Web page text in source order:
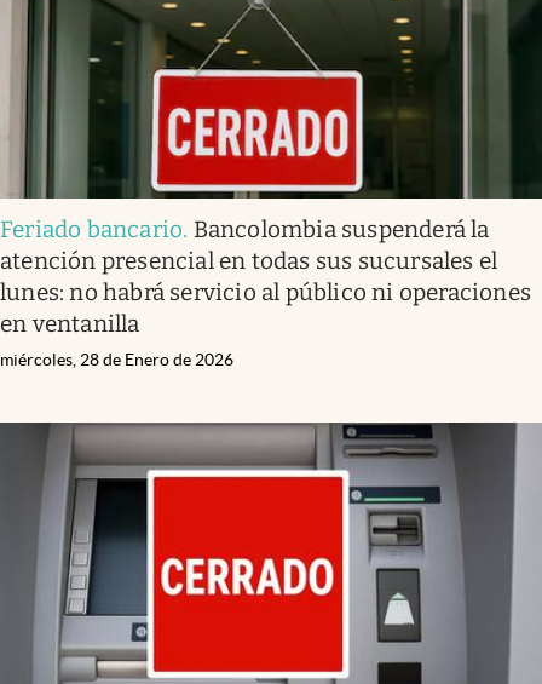
Feriado bancario. Bancolombia suspenderá la
atención presencial en todas sus sucursales el
lunes: no habrá servicio al público ni operaciones
en ventanilla
miércoles, 28 de Enero de 2026